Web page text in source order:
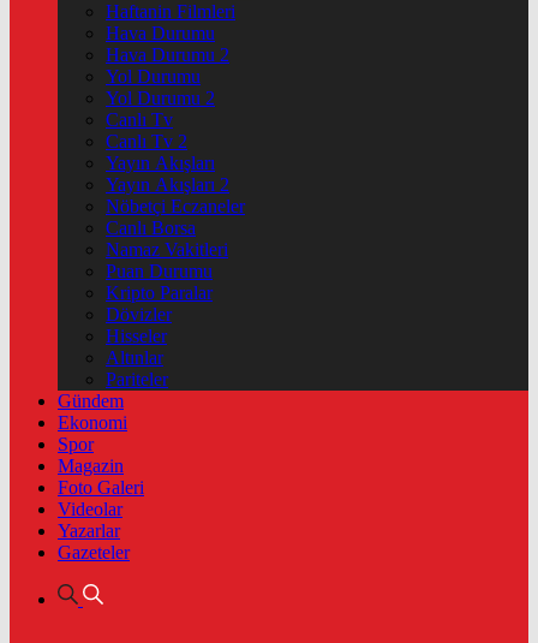
Haftanin Filmleri
Hava Durumu
Hava Durumu 2
Yol Durumu
Yol Durumu 2
Canlı Tv
Canlı Tv 2
Yayın Akışları
Yayın Akışları 2
Nöbetçi Eczaneler
Canlı Borsa
Namaz Vakitleri
Puan Durumu
Kripto Paralar
Dövizler
Hisseler
Altınlar
Pariteler
Gündem
Ekonomi
Spor
Magazin
Foto Galeri
Videolar
Yazarlar
Gazeteler